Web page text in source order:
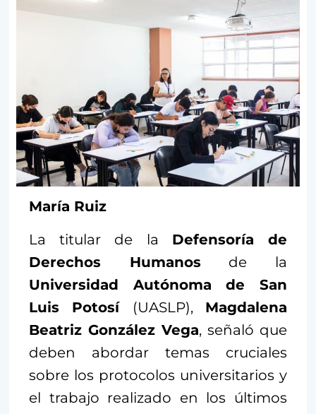
María Ruiz
La titular de la Defensoría de
Derechos Humanos de la
Universidad Autónoma de San
Luis Potosí (UASLP), Magdalena
Beatriz González Vega, señaló que
deben abordar temas cruciales
sobre los protocolos universitarios y
el trabajo realizado en los últimos